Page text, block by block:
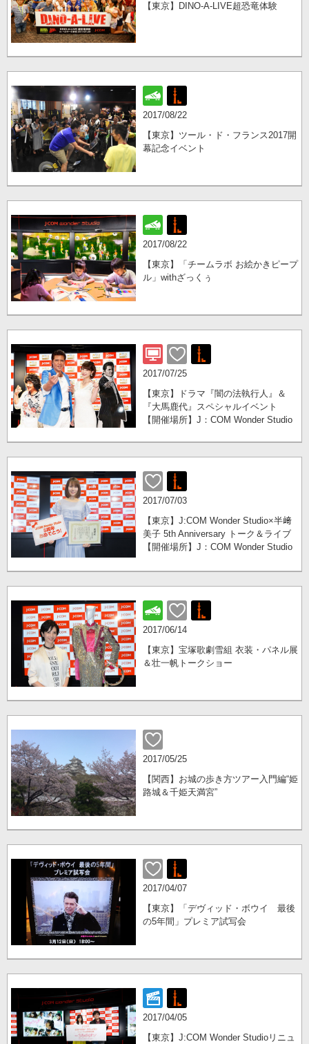
【東京】DINO-A-LIVE超恐竜体験
2017/08/22
【東京】ツール・ド・フランス2017開
幕記念イベント
2017/08/22
【東京】「チームラボ お絵かきピープ
ル」withざっくぅ
2017/07/25
【東京】ドラマ『闇の法執行人』＆
『大馬鹿代』スペシャルイベント
【開催場所】J：COM Wonder Studio
2017/07/03
【東京】J:COM Wonder Studio×半﨑
美子 5th Anniversary トーク＆ライブ
【開催場所】J：COM Wonder Studio
2017/06/14
【東京】宝塚歌劇雪組 衣装・パネル展
＆壮一帆トークショー
2017/05/25
【関西】お城の歩き方ツアー入門編“姫
路城＆千姫天満宮”
2017/04/07
【東京】「デヴィッド・ボウイ 最後
の5年間」プレミア試写会
2017/04/05
【東京】J:COM Wonder Studioリニュ